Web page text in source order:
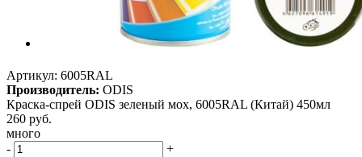
Артикул: 6005RAL
Производитель: ODIS
Краска-спрей ODIS зеленый мох, 6005RAL (Китай) 450мл
260 руб.
много
-
+